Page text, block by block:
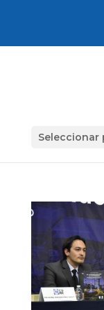
Seleccionar